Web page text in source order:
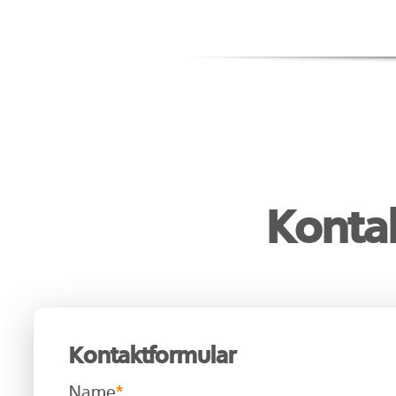
Kontaktformular